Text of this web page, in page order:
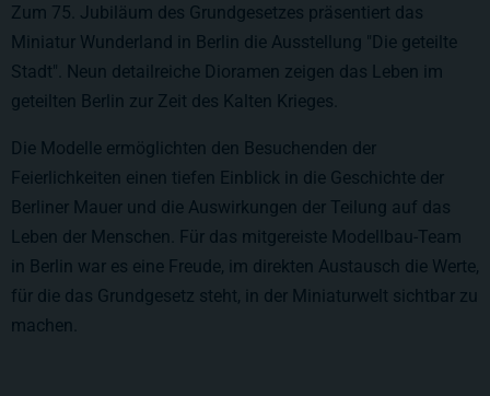
Zum 75. Jubiläum des Grundgesetzes präsentiert das
Miniatur Wunderland in Berlin die Ausstellung "Die geteilte
Stadt". Neun detailreiche Dioramen zeigen das Leben im
geteilten Berlin zur Zeit des Kalten Krieges.
Die Modelle ermöglichten den Besuchenden der
Feierlichkeiten einen tiefen Einblick in die Geschichte der
Berliner Mauer und die Auswirkungen der Teilung auf das
Leben der Menschen. Für das mitgereiste Modellbau-Team
in Berlin war es eine Freude, im direkten Austausch die Werte,
für die das Grundgesetz steht, in der Miniaturwelt sichtbar zu
machen.